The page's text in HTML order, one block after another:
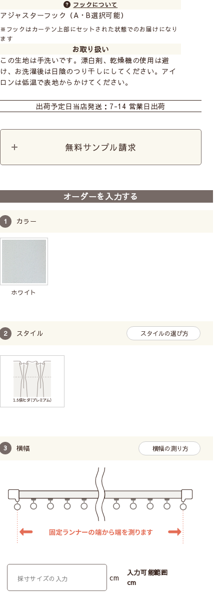
フックについて
アジャスターフック（A・B選択可能）
※フックはカーテン上部にセットされた状態でのお届けになり
ます
お取り扱い
この生地は手洗いです。漂白剤、乾燥機の使用は避
け、お洗濯後は日陰のつり干しにしてください。アイ
ロンは低温で表地からかけてください。
前
【完全遮光カーテン】 ヘリ
ンホワイト
次
出荷予定日 当店発送：7-14 営業日出荷
無料サンプル請求
オーダーを入力する
カラー
ホワイト
スタイル スタイルの選び方
横幅 横幅の測り方
cm
入力可能範囲
cm